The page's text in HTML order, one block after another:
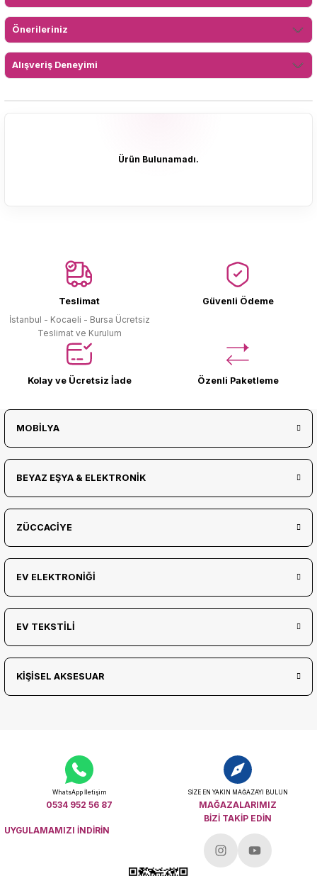
Önerileriniz
Alışveriş Deneyimi
Ürün Bulunamadı.
Teslimat
İstanbul - Kocaeli - Bursa Ücretsiz
Teslimat ve Kurulum
Güvenli Ödeme
Kolay ve Ücretsiz İade Özenli Paketleme
MOBİLYA
BEYAZ EŞYA & ELEKTRONİK
ZÜCCACİYE
EV ELEKTRONİĞİ
EV TEKSTİLİ
KİŞİSEL AKSESUAR
WhatsApp İletişim
0534 952 56 87
SİZE EN YAKIN MAĞAZAYI BULUN
MAĞAZALARIMIZ
UYGULAMAMIZI İNDİRİN
BİZİ TAKİP EDİN